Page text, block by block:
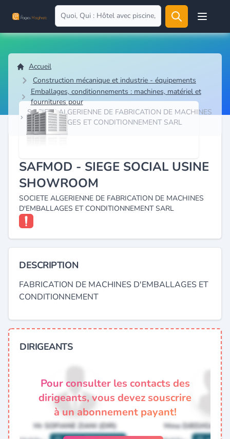
Open
Accueil
Construction mécanique et industrie - équipements
Emballages, conditionnements : machines, matériel et
fournitures pour
SOCIETE ALGERIENNE DE FABRICATION DE MACHINES
D'EMBALLAGES ET CONDITIONNEMENT SARL
SAFMOD - SIEGE SOCIAL USINE
SHOWROOM
SOCIETE ALGERIENNE DE FABRICATION DE MACHINES
D'EMBALLAGES ET CONDITIONNEMENT SARL
DESCRIPTION
FABRICATION DE MACHINES D'EMBALLAGES ET
CONDITIONNEMENT
DIRIGEANTS
Pour consulter les contacts des
dirigeants, vous devez souscrire
à un abonnement payant!